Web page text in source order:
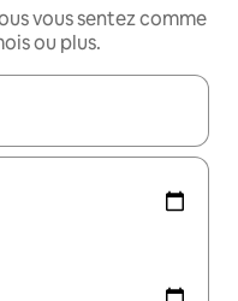
vous sentez comme
ou plus.
les flèches vers le